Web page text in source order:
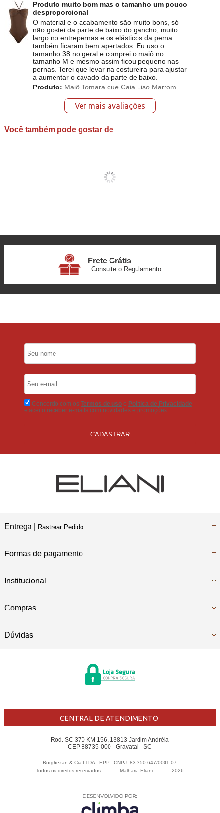
Produto muito bom mas o tamanho um pouco
desproporcional
O material e o acabamento são muito bons, só
não gostei da parte de baixo do gancho, muito
largo no entrepernas e os elásticos da perna
também ficaram bem apertados. Eu uso o
tamanho 38 no geral e comprei o maiô no
tamanho M e mesmo assim ficou pequeno nas
pernas. Terei que levar na costureira para ajustar
a aumentar o cavado da parte de baixo.
Produto: Maiô Tomara que Caia Liso Marrom
Ver mais avaliações
Você também pode gostar de
Frete Grátis
Consulte o Regulamento
Concordo com os Termos de usoe Politica de Privacidade
e aceito receber e-mails com novidades e promoções.
CADASTRAR
Entrega | Rastrear Pedido
Formas de pagamento
Institucional
Compras
Dúvidas
CENTRAL DE ATENDIMENTO
Rod. SC 370 KM 156, 13813 Jardim Andréia
CEP 88735-000 - Gravatal - SC
Borghezan & Cia LTDA - EPP - CNPJ: 83.250.647/0001-07
Todos os direitos reservados
- Malharia Eliani - 2026